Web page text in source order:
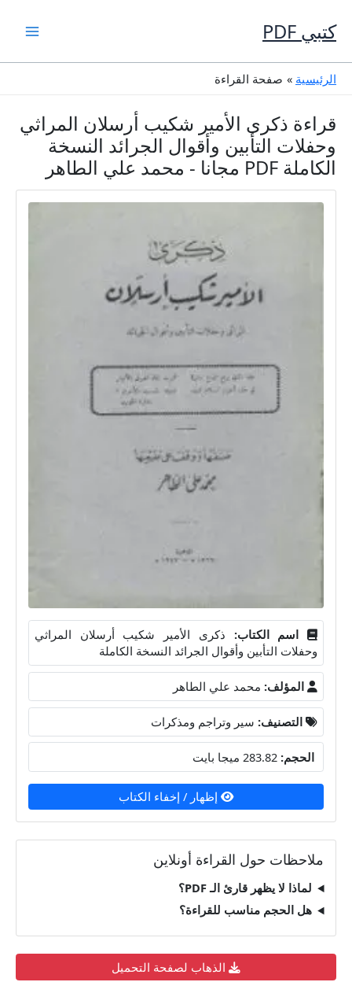
إلى
المحتوى
كتبي PDF
الرئيسية صفحة القراءة
قراءة ذكرى الأمير شكيب أرسلان المراثي
وحفلات التأبين وأقوال الجرائد النسخة
الكاملة PDF مجانا - محمد علي الطاهر
اسم الكتاب: ذكرى الأمير شكيب أرسلان المراثي
وحفلات التأبين وأقوال الجرائد النسخة الكاملة
المؤلف: محمد علي الطاهر
التصنيف: سير وتراجم ومذكرات
الحجم:
إظهار / إخفاء الكتاب
ملاحظات حول القراءة أونلاين
لماذا لا يظهر قارئ الـ PDF؟
هل الحجم مناسب للقراءة؟
الذهاب لصفحة التحميل